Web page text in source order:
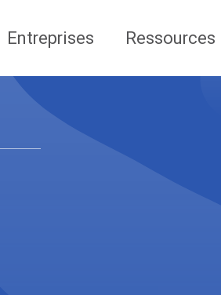
Entreprises Ressources